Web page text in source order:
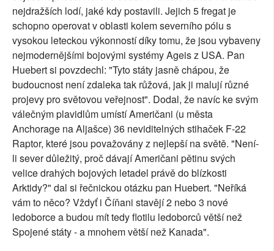
nejdražších lodí, jaké kdy postavili. Jejich 5 fregat je
schopno operovat v oblasti kolem severního pólu s
vysokou leteckou výkonností díky tomu, že jsou vybaveny
nejmodernějšími bojovými systémy Ageis z USA. Pan
Huebert si povzdechl: "Tyto státy jasně chápou, že
budoucnost není zdaleka tak růžová, jak ji malují různé
projevy pro světovou veřejnost". Dodal, že navíc ke svým
válečným plavidlům umístí Američani (u města
Anchorage na Aljašce) 36 neviditelných stihaček F-22
Raptor, které jsou považovány z nejlepší na světě. "Není-
li sever důležitý, proč dávají Američani pětinu svých
velice drahých bojových letadel právě do blízkosti
Arktidy?" dal si řečnickou otázku pan Huebert. "Neříká
vám to něco? Vždyť i Číňani stavějí 2 nebo 3 nové
ledoborce a budou mít tedy flotilu ledoborců větší než
Spojené státy - a mnohem větší než Kanada".